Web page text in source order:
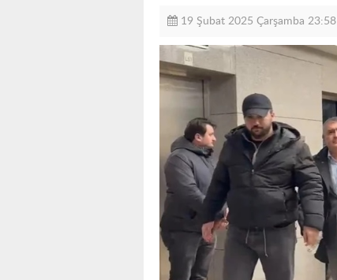
19 Şubat 2025 Çarşamba 23:58